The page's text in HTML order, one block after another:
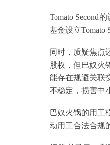
Tomato Second
基金设立Tomato
同时，质疑焦点
股权，但巴奴火
能存在规避关联
不稳定，损害中
巴奴火锅的用工
动用工合法合规